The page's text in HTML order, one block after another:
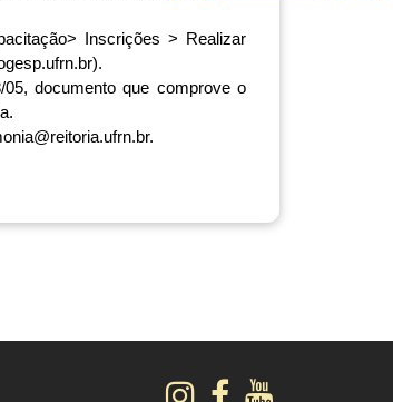
Inscrições > Realizar
).
documento que comprove o
.